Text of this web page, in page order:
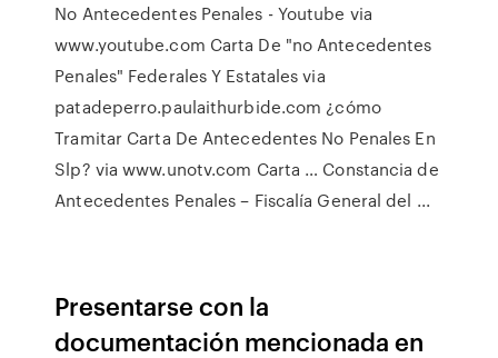
No Antecedentes Penales - Youtube via
www.youtube.com Carta De "no Antecedentes
Penales" Federales Y Estatales via
patadeperro.paulaithurbide.com ¿cómo
Tramitar Carta De Antecedentes No Penales En
Slp? via www.unotv.com Carta … Constancia de
Antecedentes Penales – Fiscalía General del ...
Presentarse con la
documentación mencionada en